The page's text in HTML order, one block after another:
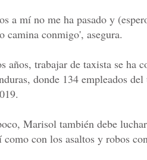
a mí no me ha pasado y
camina conmigo', asegura.
años, trabajar de taxista se ha
donde 134 empleados
Marisol también debe
como con los asaltos y robos